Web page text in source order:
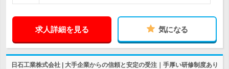
求人詳細を見る 気になる
日石工業株式会社 | 大手企業からの信頼と安定の受注｜手厚い研修制度あり